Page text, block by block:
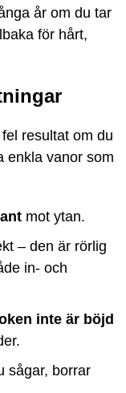
år om du tar
för hårt,
resultat om du
enkla vanor som
mot ytan.
– den är rörlig
in- och
inte är böjd
sågar, borrar